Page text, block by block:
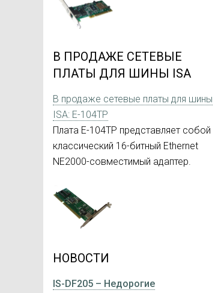
В ПРОДАЖЕ СЕТЕВЫЕ
ПЛАТЫ ДЛЯ ШИНЫ ISA
В продаже сетевые платы для шины
ISA: E-104TP
Плата E-104TP представляет собой
классический 16-битный Ethernet
NE2000-совместимый адаптер.
НОВОСТИ
IS-DF205 – Недорогие